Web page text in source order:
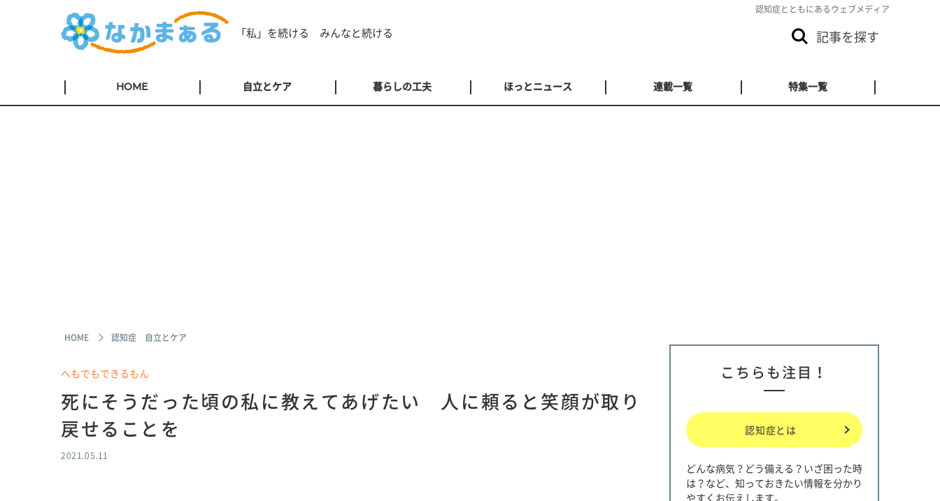
認知症とともにあるウェブメディア
「私」を続ける みんなと続ける 記事を探す
HOME 自立とケア 暮らしの工夫 ほっとニュース 連載一覧 特集一覧
HOME 認知症 自立とケア
へもでもできるもん
死にそうだった頃の私に教えてあげたい 人に頼ると笑顔が取り
戻せることを
2021.05.11
こちらも注目！
認知症とは
どんな病気？どう備える？いざ困った時
は？など、知っておきたい情報を分かり
やすくお伝えします。